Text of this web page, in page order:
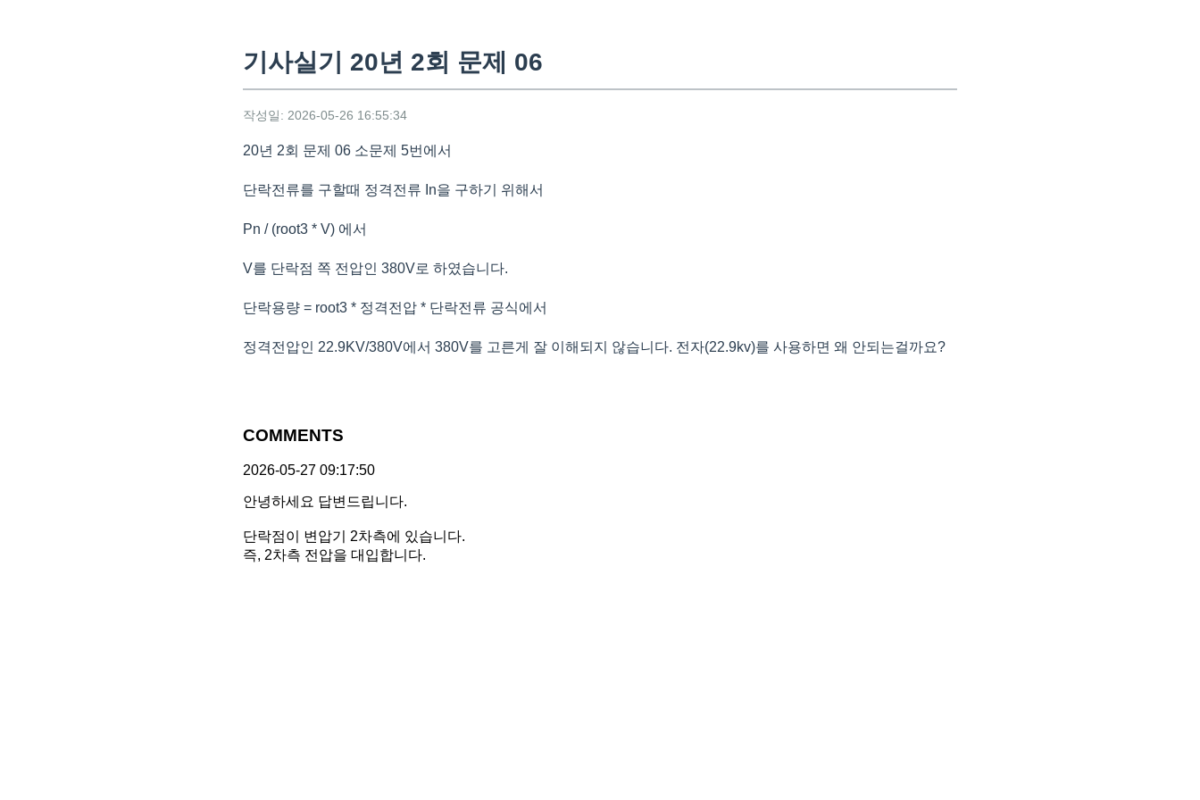
기사실기 20년 2회 문제 06
작성일: 2026-05-26 16:55:34
20년 2회 문제 06 소문제 5번에서
단락전류를 구할때 정격전류 In을 구하기 위해서
Pn / (root3 * V) 에서
V를 단락점 쪽 전압인 380V로 하였습니다.
단락용량 = root3 * 정격전압 * 단락전류 공식에서
정격전압인 22.9KV/380V에서 380V를 고른게 잘 이해되지 않습니다. 전자(22.9kv)를 사용하면 왜 안되는걸까요?
COMMENTS
2026-05-27 09:17:50
안녕하세요 답변드립니다.
단락점이 변압기 2차측에 있습니다.
즉, 2차측 전압을 대입합니다.